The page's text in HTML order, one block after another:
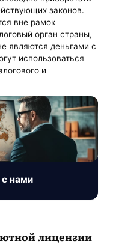
законов.
вне рамок
орган страны,
являются деньгами с
использоваться
и
нами
лицензии